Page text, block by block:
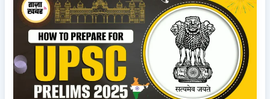
2025
Preparation
Guide:
Strategy,
Books
Success